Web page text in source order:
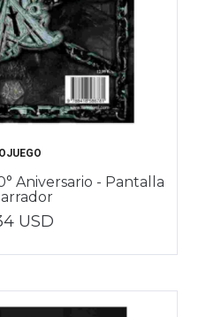
Aniversario - Pantalla
USD